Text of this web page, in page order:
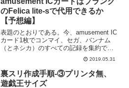
のFelica lite-sで代用できるか
【予想編】
表題のとおりである。今、amusement IC
カード1枚でコンマイ、セガ、バンナム
（とネシカ）のすべての記録を集約でき
てしまう時代である。しかも、それぞれ
が限定デザインのカードを発行してい
る。正に群雄割拠。ところで、これって
全部"交通系I...
2019.05.31
裏スリ作成手順-③プリンタ無、
遊戯王サイズ